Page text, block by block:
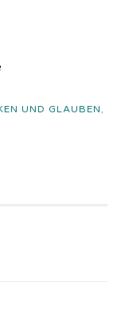
UND GLAUBEN,